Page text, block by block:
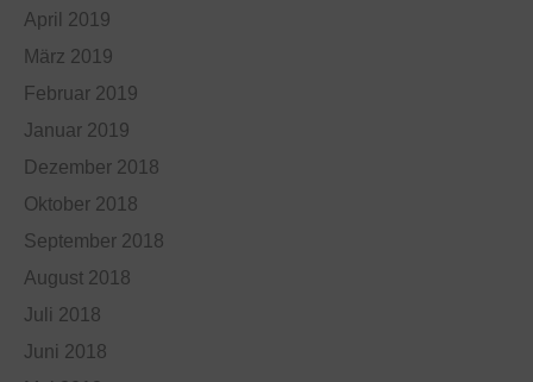
April 2019
März 2019
Februar 2019
Januar 2019
Dezember 2018
Oktober 2018
September 2018
August 2018
Juli 2018
Juni 2018